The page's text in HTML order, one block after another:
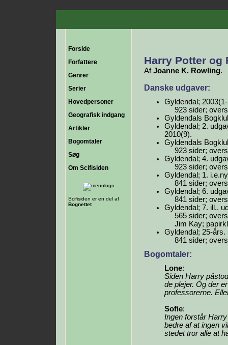
Forside
Forfattere
Genrer
Serier
Hovedpersoner
Geografisk indgang
Artikler
Bogomtaler
Søg
Om Scifisiden
Scifisiden er en del af
Bognettet
Harry Potter og
AfJoanne K. Rowling.
Danske udgaver:
Gyldendal;
923 sider;
Gyldendals
Gyldendal; 2.
2010(9).
Gyldendals
923 sider;
Gyldendal; 4.
923 sider;
Gyldendal; 1.
841 sider;
Gyldendal; 6.
841 sider;
Gyldendal; 7. ill..
565 sider;
Jim Kay;
Gyldendal; 25-års.
841 sider;
Bogomtaler:
Lone:
Siden Harry
de plejer. Og der
professorerne.
Sofie:
Ingen forstår
bedre af at ingen
stedet tror alle at